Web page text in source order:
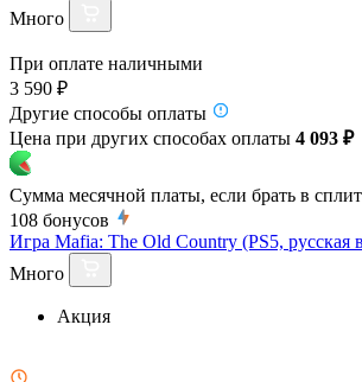
Много
При оплате наличными
3 590 ₽
Другие способы оплаты
Цена при других способах оплаты 4 093 ₽
Сумма месячной платы, если брать в
108 бонусов
Игра Mafia: The Old Country (PS5, русская
Много
Акция